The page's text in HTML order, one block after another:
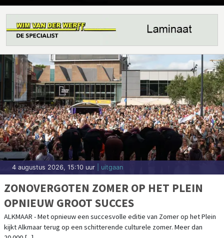
4 augustus 2026, 15:10 uur | uitgaan
ZONOVERGOTEN ZOMER OP HET PLEIN
OPNIEUW GROOT SUCCES
ALKMAAR - Met opnieuw een succesvolle editie van Zomer op het Plein
kijkt Alkmaar terug op een schitterende culturele zomer. Meer dan